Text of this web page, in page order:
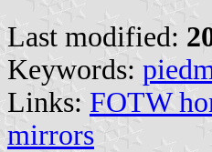
Last modified:
Keywords:
Links: FOTW
mirrors